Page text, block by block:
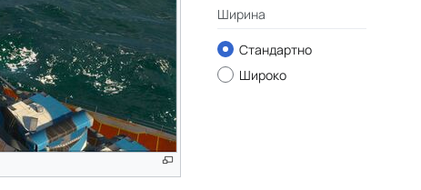
Ширина
Стандартно
Широко